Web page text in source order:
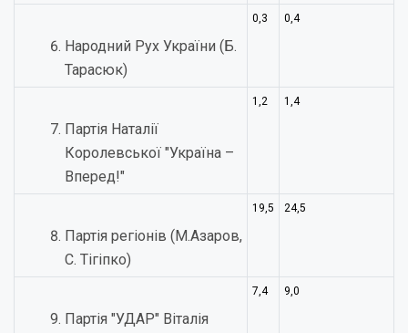
Народний Рух України (Б.
Тарасюк)
0,3 0,4
Партія Наталії
Королевської "Україна –
Вперед!"
1,2 1,4
Партія регіонів (М.Азаров,
С. Тігіпко)
19,5 24,5
Партія "УДАР" Віталія
7,4 9,0